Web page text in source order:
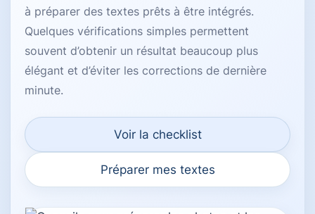
à préparer des textes prêts à être intégrés.
Quelques vérifications simples permettent
souvent d’obtenir un résultat beaucoup plus
élégant et d’éviter les corrections de dernière
minute.
Voir la checklist
Préparer mes textes